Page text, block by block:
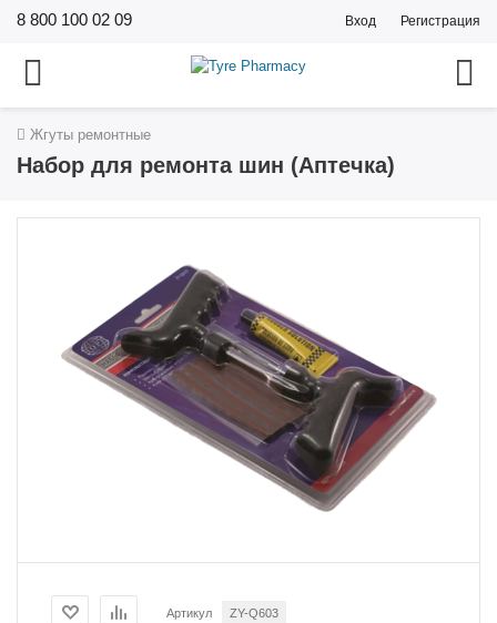
8 800 100 02 09 Вход Регистрация
Жгуты ремонтные
Набор для ремонта шин (Аптечка)
Артикул ZY-Q603